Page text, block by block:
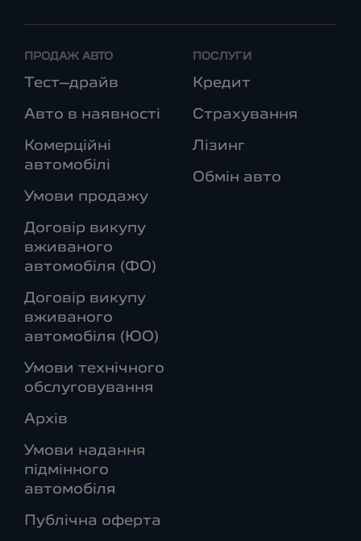
ПРОДАЖ АВТО
Тест–драйв
Авто в наявності
Комерційні
автомобілі
Умови продажу
Договір викупу
вживаного
автомобіля (ФО)
Договір викупу
вживаного
автомобіля (ЮО)
Умови технічного
обслуговування
Архів
Умови надання
підмінного
автомобіля
Публічна оферта
ПОСЛУГИ
Кредит
Страхування
Лізинг
Обмін авто